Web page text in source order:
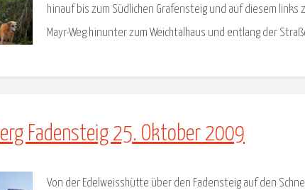
hinauf bis zum Südlichen Grafensteig und auf diesem links
Mayr-Weg hinunter zum Weichtalhaus und entlang der
Fadensteig 25. Oktober 2009
Von der Edelweisshütte über den Fadensteig auf den